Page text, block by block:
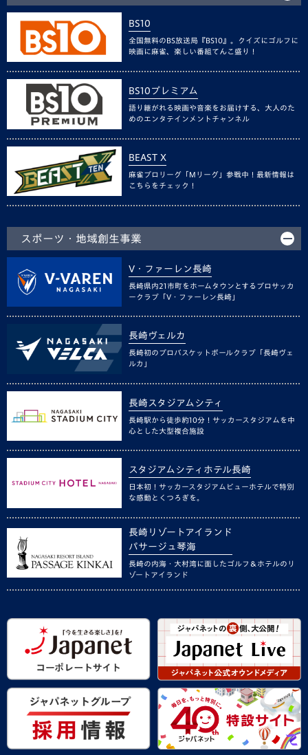
BS10
全国無料のBS放送局『BS10』。クイズにゴルフに
映画に麻雀、楽しい番組てんこ盛り！
BS10プレミアム
語り継がれる映画や音楽をお届けする、大人のた
めのエンタテインメントチャンネル
BEAST X
麻雀プロリーグ「Mリーグ」参戦中！最新情報は
こちらをチェック！
スポーツ・地域創生事業
V・ファーレン長崎
長崎県内21市町をホームタウンとするプロサッカ
ークラブ「V・ファーレン長崎」
長崎ヴェルカ
長崎初のプロバスケットボールクラブ「長崎ヴェ
ルカ」
長崎スタジアムシティ
長崎駅から徒歩約10分！サッカースタジアムを中
心とした大型複合施設
スタジアムシティホテル長崎
日本初！サッカースタジアムビューホテルで特別
な感動とくつろぎを。
長崎リゾートアイランド
パサージュ琴海
長崎の内海・大村湾に面したゴルフ＆ホテルのリ
ゾートアイランド